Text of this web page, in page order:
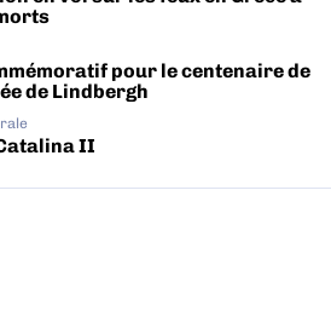
pour le centenaire de
de Lindbergh
II